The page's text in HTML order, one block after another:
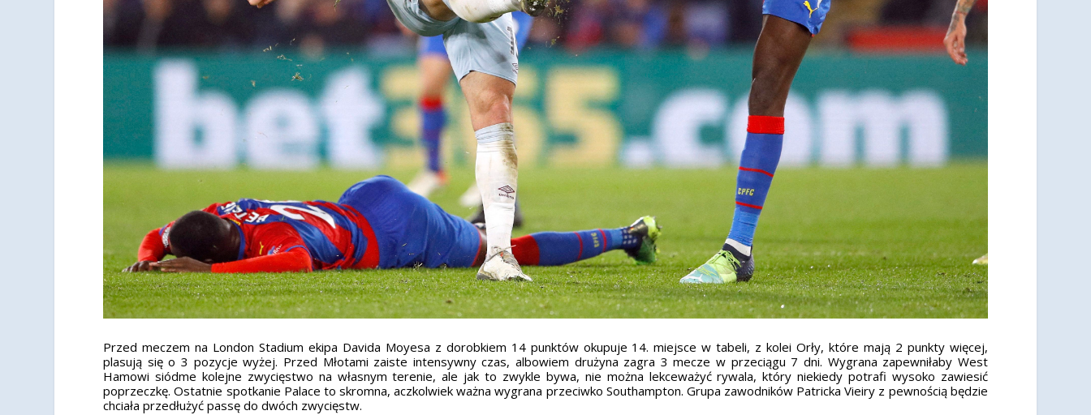
Przed meczem na London Stadium ekipa Davida Moyesa z dorobkiem 14 punktów okupuje 14. miejsce w tabeli, z kolei Orły, które mają 2 punkty więcej,
plasują się o 3 pozycje wyżej. Przed Młotami zaiste intensywny czas, albowiem drużyna zagra 3 mecze w przeciągu 7 dni. Wygrana zapewniłaby West
Hamowi siódme kolejne zwycięstwo na własnym terenie, ale jak to zwykle bywa, nie można lekceważyć rywala, który niekiedy potrafi wysoko zawiesić
poprzeczkę. Ostatnie spotkanie Palace to skromna, aczkolwiek ważna wygrana przeciwko Southampton. Grupa zawodników Patricka Vieiry z pewnością będzie
chciała przedłużyć passę do dwóch zwycięstw.